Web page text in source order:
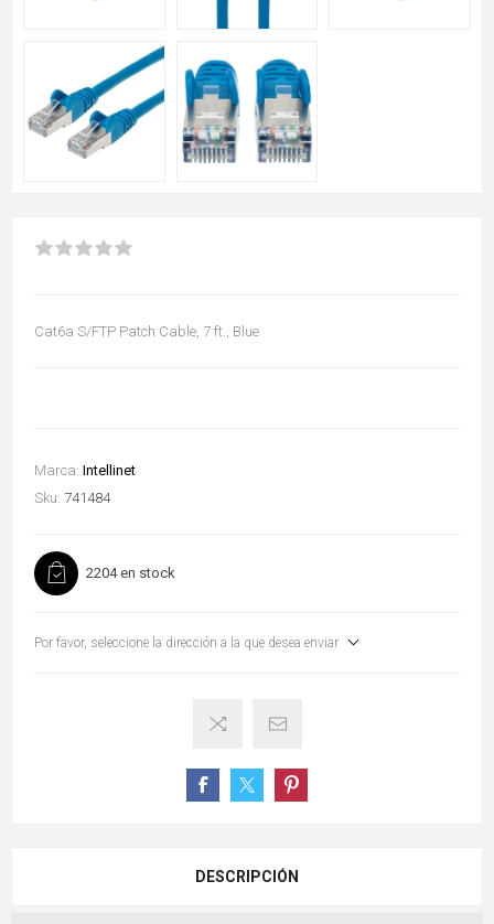
Cat6a S/FTP Patch Cable, 7 ft., Blue
Marca: Intellinet
Sku: 741484
2204 en stock
Por favor, seleccione la dirección a la que desea enviar
DESCRIPCIÓN